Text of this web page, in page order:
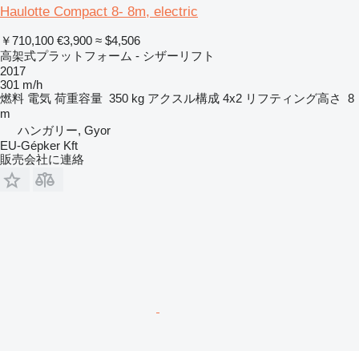
Haulotte Compact 8- 8m, electric
￥710,100 €3,900 ≈ $4,506
高架式プラットフォーム - シザーリフト
2017
301 m/h
燃料 電気 荷重容量 350 kg アクスル構成 4x2 リフティング高さ
8
m
ハンガリー, Gyor
EU-Gépker Kft
販売会社に連絡